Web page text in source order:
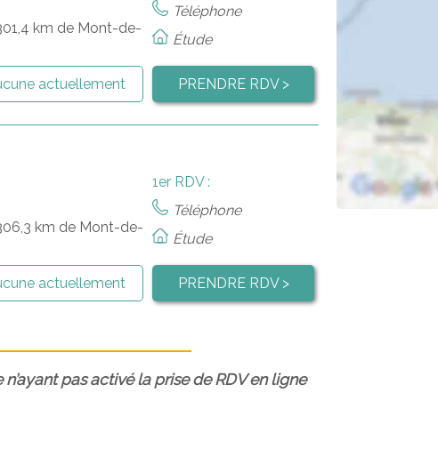
km de Mont-de-
Téléphone
Étude
actuellement PRENDRE RDV >
km de Mont-de-
1er RDV :
Téléphone
Étude
actuellement PRENDRE RDV >
pas activé la prise de RDV en ligne